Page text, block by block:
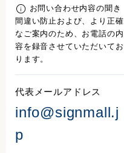
お問い合わせ内容の聞き
間違い防止および、より正確
なご案内のため、お電話の内
容を録音させていただいてお
ります。
代表メールアドレス
info@signmall.j
p